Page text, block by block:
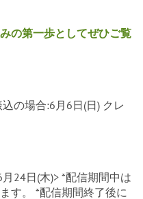
の第一歩としてぜひご覧
の場合:6月6日(日) クレ
24日(木)> *配信期間中は
す。 *配信期間終了後に